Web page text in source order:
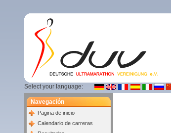
Select your language:
Navegación
Pagina de inicio
Calendario de carreras